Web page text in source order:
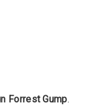
Forrest Gump.